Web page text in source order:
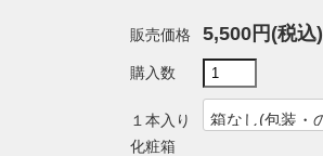
販売価格 5,500円(税込)
購入数
１本入り
化粧箱